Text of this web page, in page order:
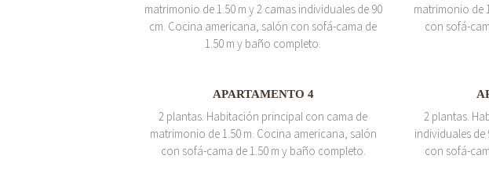
matrimonio de 1.50 m y 2 camas individuales de 90
cm. Cocina americana, salón con sofá-cama de
1.50 m y baño completo.
matrimonio de
con sofá-
APARTAMENTO 4
2 plantas. Habitación principal con cama de
matrimonio de 1.50 m. Cocina americana, salón
con sofá-cama de 1.50 m y baño completo.
2 plantas.
individuales
con sofá-